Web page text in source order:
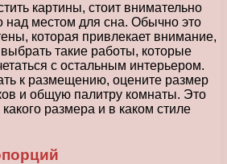
картины, стоит внимательно
над местом для сна. Обычно это
которая привлекает внимание,
такие работы, которые
с остальным интерьером.
к размещению, оцените размер
и общую палитру комнаты. Это
размера и в каком стиле